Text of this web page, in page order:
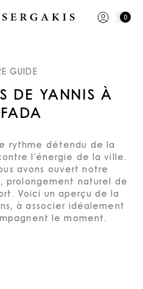
0
GUIDE
DE YANNIS À
rythme détendu de la
l’énergie de la ville.
avons ouvert notre
prolongement naturel de
Voici un aperçu de la
à associer idéalement
le moment.